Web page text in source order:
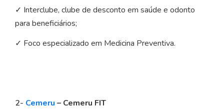
✓ Interclube, clube de desconto em saúde e odonto
para beneficiários;
✓ Foco especializado em Medicina Preventiva.
2- Cemeru – Cemeru FIT